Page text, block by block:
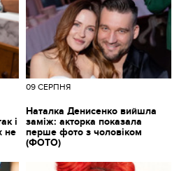
і
не
09 СЕРПНЯ
Наталка Денисенко вийшла
заміж: акторка показала
перше фото з чоловіком
(ФОТО)